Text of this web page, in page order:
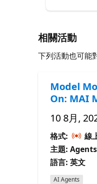
相關活動
下列活動也可能
Model
On: MAI
10 8月,
格式:
線
主題: Agents
語言: 英文
AI Agents